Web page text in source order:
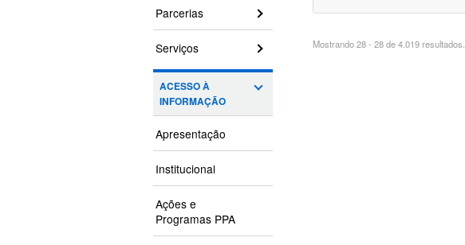
Parcerias
Serviços
ACESSO À
INFORMAÇÃO
Apresentação
Institucional
Ações e
Programas PPA
Mostrando 28 - 28 de 4.019 resultados.